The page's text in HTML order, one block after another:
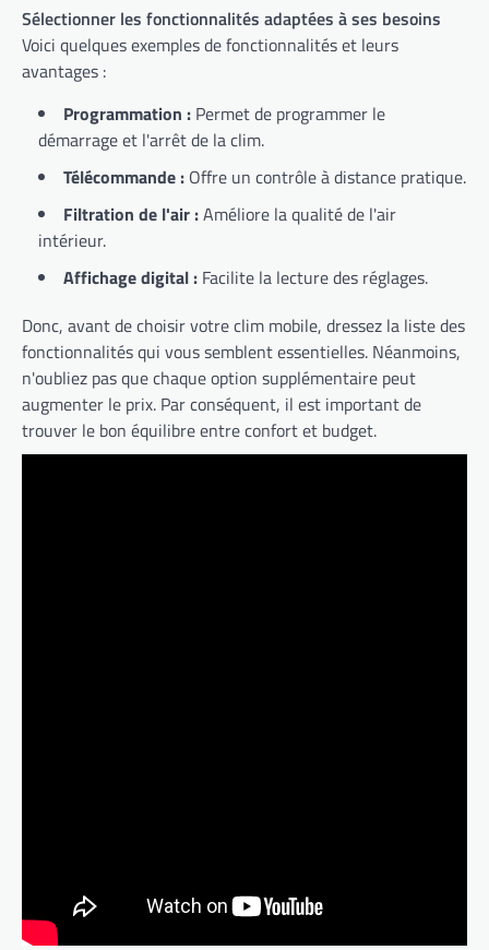
Sélectionner les fonctionnalités adaptées à ses besoins
Voici quelques exemples de fonctionnalités et leurs
avantages :
Programmation : Permet de programmer le
démarrage et l'arrêt de la clim.
Télécommande : Offre un contrôle à distance pratique.
Filtration de l'air :Améliore la qualité de l'air
intérieur.
Affichage digital : Facilite la lecture des réglages.
Donc, avant de choisir votre clim mobile, dressez la liste des
fonctionnalités qui vous semblent essentielles. Néanmoins,
n'oubliez pas que chaque option supplémentaire peut
augmenter le prix. Par conséquent, il est important de
trouver le bon équilibre entre confort et budget.